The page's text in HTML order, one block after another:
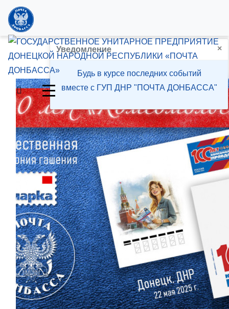
100 лет
Уведомление ×
Будь в курсе последних событий
вместе с ГУП ДНР "ПОЧТА ДОНБАССА"